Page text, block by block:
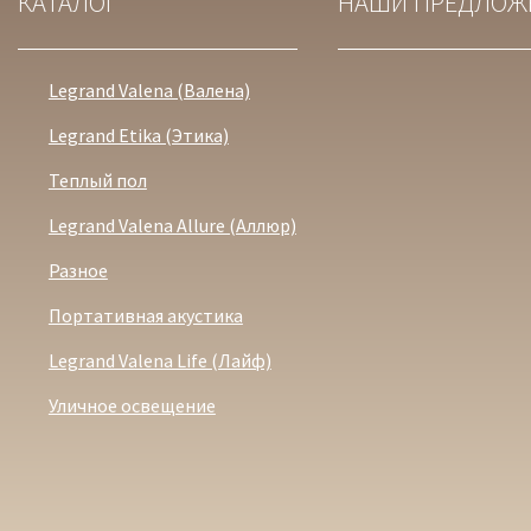
Legrand Valena (Валена)
Legrand Etika (Этика)
Теплый пол
Legrand Valena Allure (Аллюр)
Разное
Портативная акустика
Legrand Valena Life (Лайф)
Уличное освещение